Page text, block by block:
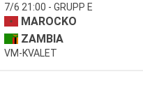
7/6 21:00 - GRUPP E
MAROCKO
ZAMBIA
VM-KVALET